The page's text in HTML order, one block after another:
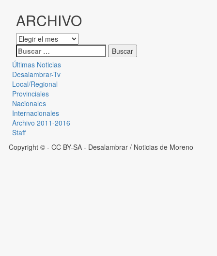
ARCHIVO
Últimas Noticias
Desalambrar-Tv
Local/Regional
Provinciales
Nacionales
Internacionales
Archivo 2011-2016
Staff
Copyright © - CC BY-SA - Desalambrar / Noticias de Moreno